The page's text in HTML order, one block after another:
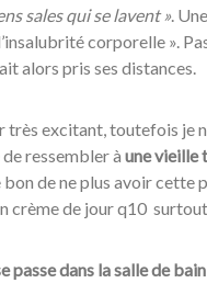
sales qui se lavent ».
corporelle ».
alors pris ses distances.
très excitant, toutefois je
de ressembler à une vieille
de ne plus avoir cette
crème de jour q10 surtout
passe dans la salle de